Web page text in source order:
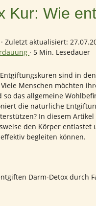
Kur: Wie
· Zuletzt aktualisiert:
· 5 Min. Lesedauer
sind in
Menschen möchten
so das allgemeine
die natürliche
In diesem
den Körper
begleiten können.